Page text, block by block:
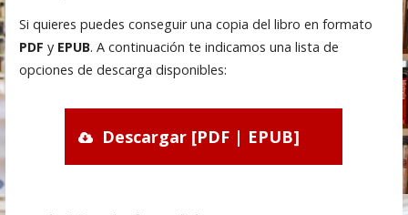
Si quieres puedes conseguir una copia del libro en formato
PDF y EPUB. A continuación te indicamos una lista de
opciones de descarga disponibles:
Descargar [PDF | EPUB]